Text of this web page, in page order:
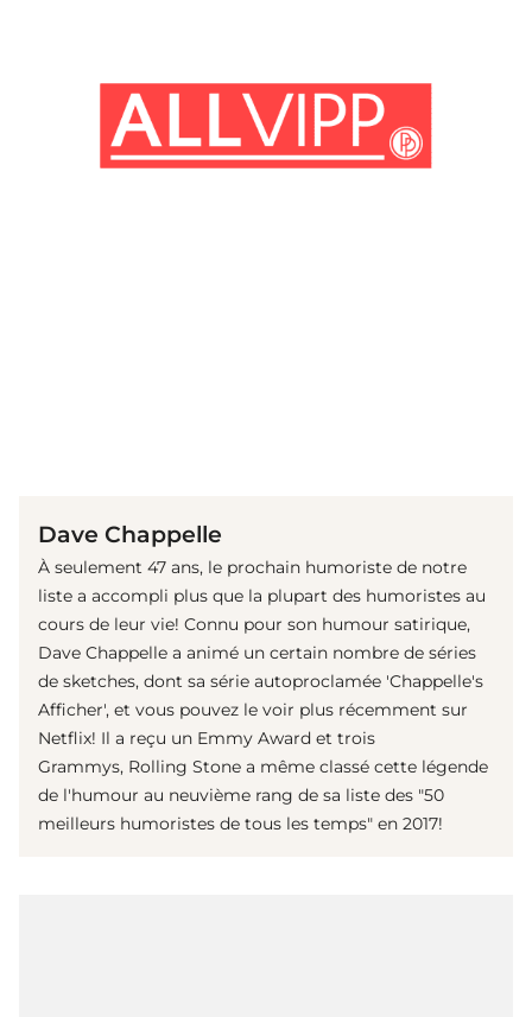
Dave Chappelle
À seulement 47 ans, le prochain humoriste de notre
liste a accompli plus que la plupart des humoristes au
cours de leur vie! Connu pour son humour satirique,
Dave Chappelle a animé un certain nombre de séries
de sketches, dont sa série autoproclamée 'Chappelle's
Afficher', et vous pouvez le voir plus récemment sur
Netflix! Il a reçu un Emmy Award et trois
Grammys, Rolling Stone a même classé cette légende
de l'humour au neuvième rang de sa liste des "50
meilleurs humoristes de tous les temps" en 2017!